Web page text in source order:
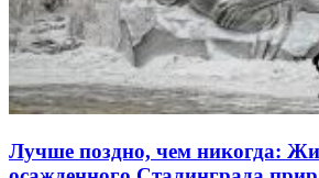
Лучше поздно, чем никогда: